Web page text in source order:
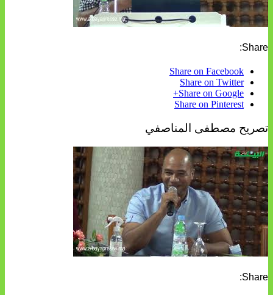
Share:
Share on Facebook
Share on Twitter
Share on Google+
Share on Pinterest
تصريح مصطفى المناصفي
Share: